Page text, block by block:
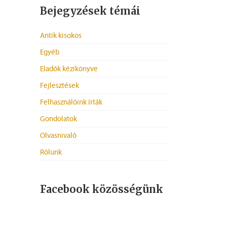
Bejegyzések témái
Antik kisokos
Egyéb
Eladók kézikönyve
Fejlesztések
Felhasználóink írták
Gondolatok
Olvasnivaló
Rólunk
Facebook közösségünk